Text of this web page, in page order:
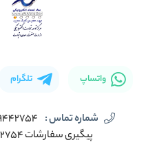
واتساپ تلگرام
شماره تماس :
پیگیری سفارشات 09179442754